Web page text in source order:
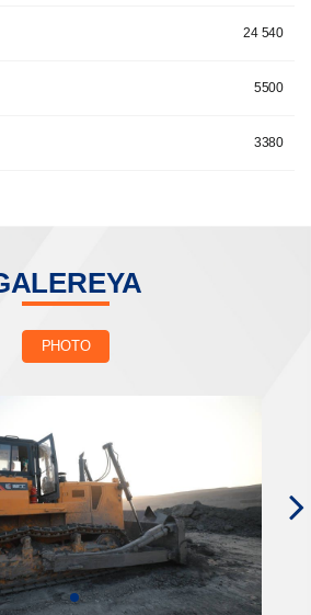
24 540
5500
3380
PHOTO